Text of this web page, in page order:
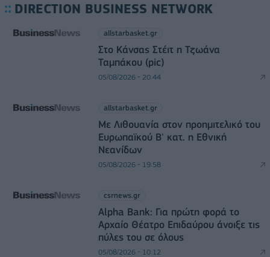
DIRECTION BUSINESS NETWORK
allstarbasket.gr
Στο Κάνσας Στέιτ η Τζωάνα
Ταμπάκου (pic)
05/08/2026 - 20:44
allstarbasket.gr
Με Λιθουανία στον προημιτελικό του
Ευρωπαϊκού Β' κατ. η Εθνική
Νεανίδων
05/08/2026 - 19:58
csrnews.gr
Alpha Bank: Για πρώτη φορά το
Αρχαίο Θέατρο Επιδαύρου άνοιξε τις
πύλες του σε όλους
05/08/2026 - 10:12